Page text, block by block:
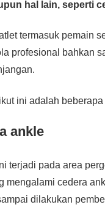
p
p
g
er
hal lain, seperti
termasuk pemain
profesional bahkan
ini adalah
ankle
terjadi pada area
mengalami cedera
dilakukan